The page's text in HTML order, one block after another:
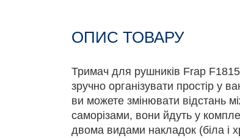
ОПИС ТОВАРУ
Тримач для рушників Frap
зручно організувати простір у
ви можете змінювати відстань
саморізами, вони йдуть у
двома видами накладок (біла і